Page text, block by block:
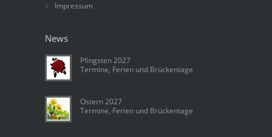
Impressum
News
Pfingsten 2027
Termine, Ferien und Brückentage
Ostern 2027
Termine, Ferien und Brückentage